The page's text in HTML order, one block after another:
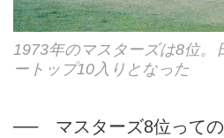
1973年のマスターズは8位。
ートップ10入りとなった
── マスターズ8位って